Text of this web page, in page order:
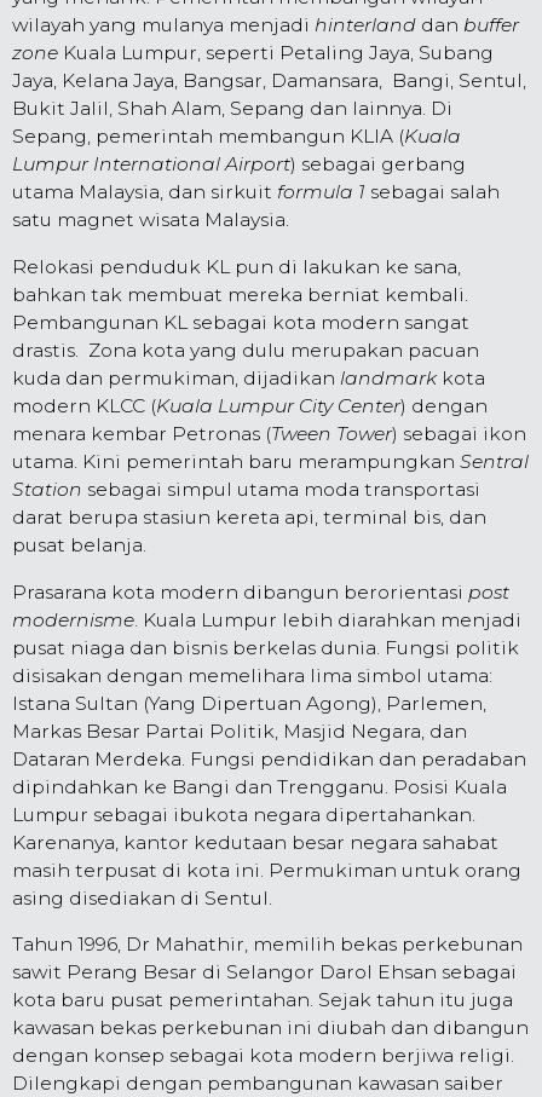
wilayah yang mulanya menjadi hinterland dan buffer
zone Kuala Lumpur, seperti Petaling Jaya, Subang
Jaya, Kelana Jaya, Bangsar, Damansara, Bangi, Sentul,
Bukit Jalil, Shah Alam, Sepang dan lainnya. Di
Sepang, pemerintah membangun KLIA (Kuala
Lumpur International Airport) sebagai gerbang
utama Malaysia, dan sirkuit formula 1 sebagai salah
satu magnet wisata Malaysia.
Relokasi penduduk KL pun di lakukan ke sana,
bahkan tak membuat mereka berniat kembali.
Pembangunan KL sebagai kota modern sangat
drastis. Zona kota yang dulu merupakan pacuan
kuda dan permukiman, dijadikan landmark kota
modern KLCC (Kuala Lumpur City Center) dengan
menara kembar Petronas (Tween Tower) sebagai ikon
utama. Kini pemerintah baru merampungkan Sentral
Station sebagai simpul utama moda transportasi
darat berupa stasiun kereta api, terminal bis, dan
pusat belanja.
Prasarana kota modern dibangun berorientasi post
modernisme . Kuala Lumpur lebih diarahkan menjadi
pusat niaga dan bisnis berkelas dunia. Fungsi politik
disisakan dengan memelihara lima simbol utama:
Istana Sultan (Yang Dipertuan Agong), Parlemen,
Markas Besar Partai Politik, Masjid Negara, dan
Dataran Merdeka. Fungsi pendidikan dan peradaban
dipindahkan ke Bangi dan Trengganu. Posisi Kuala
Lumpur sebagai ibukota negara dipertahankan.
Karenanya, kantor kedutaan besar negara sahabat
masih terpusat di kota ini. Permukiman untuk orang
asing disediakan di Sentul.
Tahun 1996, Dr Mahathir, memilih bekas perkebunan
sawit Perang Besar di Selangor Darol Ehsan sebagai
kota baru pusat pemerintahan. Sejak tahun itu juga
kawasan bekas perkebunan ini diubah dan dibangun
dengan konsep sebagai kota modern berjiwa religi.
Dilengkapi dengan pembangunan kawasan saiber